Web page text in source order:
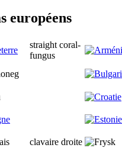
européens
straight coral-
fungus
clavaire droite